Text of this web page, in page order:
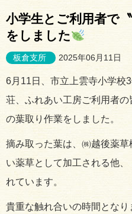
小学生とご利用者で
をしました
板倉支所 2025年06月11日
6月11日、市立上雲寺小学校
荘、ふれあい工房ご利用者の
の葉取り作業をしました。
摘み取った葉は、㈱越後薬
い薬草として加工される他
れています。
貴重な触れ合いの時間となり